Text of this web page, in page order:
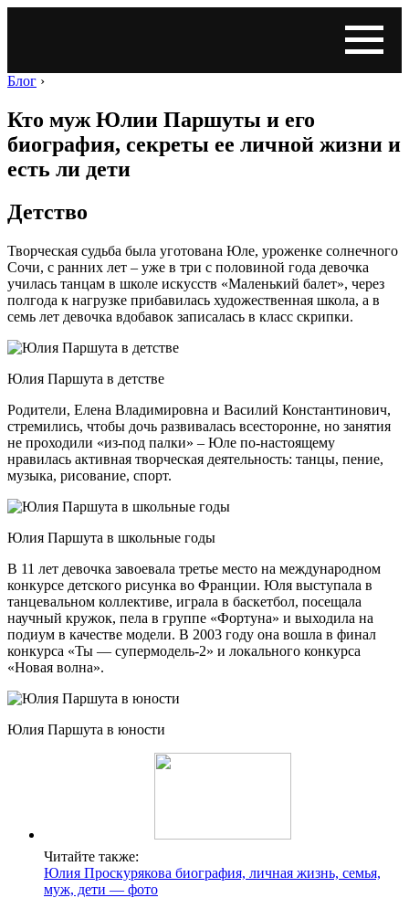
Блог ›
Кто муж Юлии Паршуты и его
биография, секреты ее личной жизни и
есть ли дети
Детство
Творческая судьба была уготована Юле, уроженке солнечного
Сочи, с ранних лет – уже в три с половиной года девочка
училась танцам в школе искусств «Маленький балет», через
полгода к нагрузке прибавилась художественная школа, а в
семь лет девочка вдобавок записалась в класс скрипки.
Юлия Паршута в детстве
Родители, Елена Владимировна и Василий Константинович,
стремились, чтобы дочь развивалась всесторонне, но занятия
не проходили «из-под палки» – Юле по-настоящему
нравилась активная творческая деятельность: танцы, пение,
музыка, рисование, спорт.
Юлия Паршута в школьные годы
В 11 лет девочка завоевала третье место на международном
конкурсе детского рисунка во Франции. Юля выступала в
танцевальном коллективе, играла в баскетбол, посещала
научный кружок, пела в группе «Фортуна» и выходила на
подиум в качестве модели. В 2003 году она вошла в финал
конкурса «Ты — супермодель-2» и локального конкурса
«Новая волна».
Юлия Паршута в юности
Читайте также:
Юлия Проскурякова биография, личная жизнь, семья,
муж, дети — фото